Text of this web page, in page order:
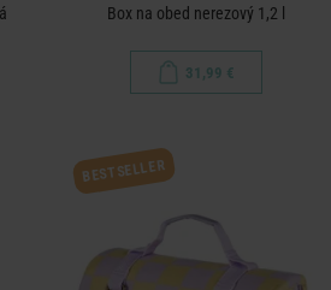
Box na obed nerezový 1,2 l
31,99 €
BESTSELLER